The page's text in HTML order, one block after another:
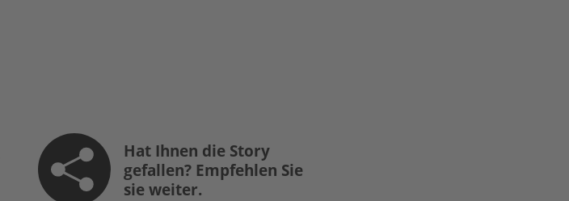
Hat Ihnen die Story
gefallen? Empfehlen Sie
sie weiter.